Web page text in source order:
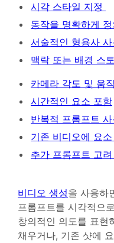
시각 스타일 지정
동작을 명확하게 정
서술적인 형용사 사
맥락 또는 배경 스
카메라 각도 및 움
시간적인 요소 포함
반복적 프롬프트 사
기존 비디오에 요
추가 프롬프트 고
비디오 생성을 사용하
프롬프트를 시각적으
창의적인 의도를 표현
채우거나, 기존 샷에